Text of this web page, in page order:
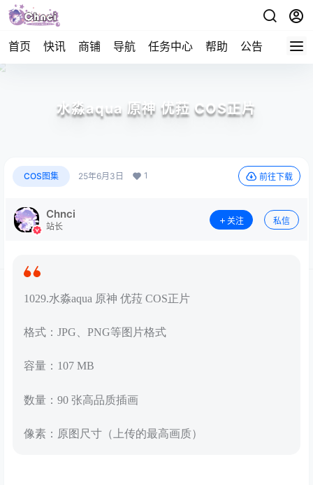
首页 快讯 商铺 导航 任务中心 帮助 公告 APP下
水淼aqua 原神 优菈 COS正片
COS图集 25年6月3日 1 前往下载
Chnci
站长
关注 私信
1029.水淼aqua 原神 优菈 COS正片
格式：JPG、PNG等图片格式
容量：107 MB
数量：90 张高品质插画
像素：原图尺寸（上传的最高画质）